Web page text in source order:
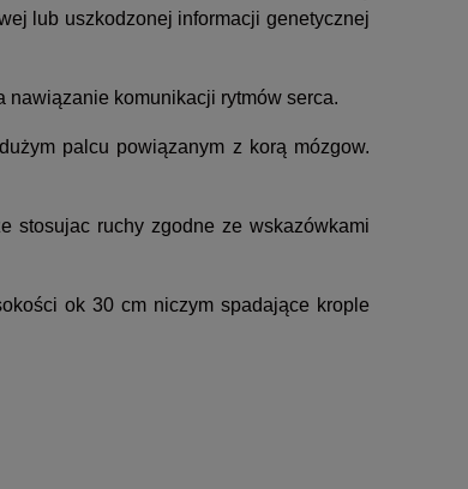
lub uszkodzonej informacji genetycznej
nawiązanie komunikacji rytmów serca.
palcu powiązanym z korą mózgow.
stosujac ruchy zgodne ze wskazówkami
ok 30 cm niczym spadające krople